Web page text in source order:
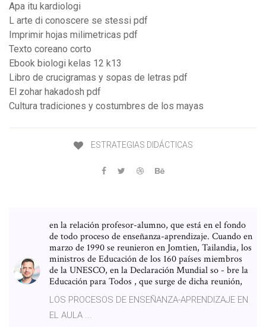
Apa itu kardiologi
L arte di conoscere se stessi pdf
Imprimir hojas milimetricas pdf
Texto coreano corto
Ebook biologi kelas 12 k13
Libro de crucigramas y sopas de letras pdf
El zohar hakadosh pdf
Cultura tradiciones y costumbres de los mayas
ESTRATEGIAS DIDÁCTICAS
en la relación profesor-alumno, que está en el fondo
de todo proceso de enseñanza-aprendizaje. Cuando en
marzo de 1990 se reunieron en Jomtien, Tailandia, los
ministros de Educación de los 160 países miembros
de la UNESCO, en la Declaración Mundial so - bre la
Educación para Todos , que surge de dicha reunión,
LOS PROCESOS DE ENSEÑANZA-APRENDIZAJE EN
EL AULA ...